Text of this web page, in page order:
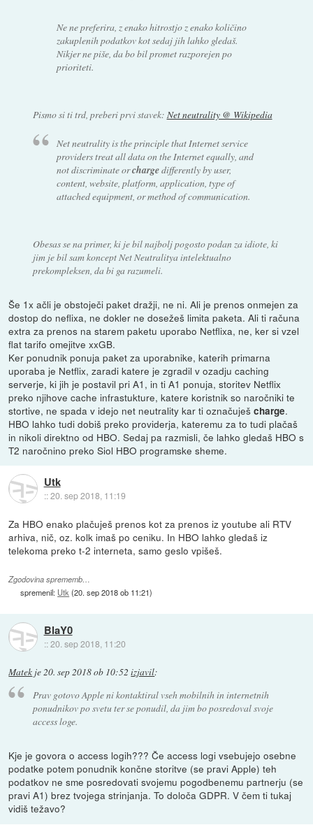
Ne ne preferira, z enako hitrostjo z enako količino
zakuplenih podatkov kot sedaj jih lahko gledaš.
Nikjer ne piše, da bo bil promet razporejen po
prioriteti.
Pismo si ti trd, preberi prvi stavek: Net neutrality @ Wikipedia
Net neutrality is the principle that Internet service
providers treat all data on the Internet equally, and
not discriminate orchargedifferently by user,
content, website, platform, application, type of
attached equipment, or method of communication.
Obesas se na primer, ki je bil najbolj pogosto podan za idiote, ki
jim je bil sam koncept Net Neutralitya intelektualno
prekompleksen, da bi ga razumeli.
Še 1x ačli je obstoječi paket dražji, ne ni. Ali je prenos onmejen za
dostop do neflixa, ne dokler ne dosežeš limita paketa. Ali ti računa
extra za prenos na starem paketu uporabo Netflixa, ne, ker si vzel
flat tarifo omejitve xxGB.
Ker ponudnik ponuja paket za uporabnike, katerih primarna
uporaba je Netflix, zaradi katere je zgradil v ozadju caching
serverje, ki jih je postavil pri A1, in ti A1 ponuja, storitev Netflix
preko njihove cache infrastukture, katere koristnik so naročniki te
stortive, ne spada v idejo net neutrality kar ti označuješcharge.
HBO lahko tudi dobiš preko providerja, kateremu za to tudi plačaš
in nikoli direktno od HBO. Sedaj pa razmisli, če lahko gledaš HBO s
T2 naročnino preko Siol HBO programske sheme.
Utk
::20. sep 2018, 11:19
Za HBO enako plačuješ prenos kot za prenos iz youtube ali RTV
arhiva, nič, oz. kolk imaš po ceniku. In HBO lahko gledaš iz
telekoma preko t-2 interneta, samo geslo vpišeš.
Zgodovina sprememb…
spremenil: Utk (20. sep 2018 ob 11:21)
BlaY0
::20. sep 2018, 11:20
Matek je20. sep 2018 ob 10:52 izjavil:
Prav gotovo Apple ni kontaktiral vseh mobilnih in internetnih
ponudnikov po svetu ter se ponudil, da jim bo posredoval svoje
access loge.
Kje je govora o access logih??? Če access logi vsebujejo osebne
podatke potem ponudnik končne storitve (se pravi Apple) teh
podatkov ne sme posredovati svojemu pogodbenemu partnerju (se
pravi A1) brez tvojega strinjanja. To določa GDPR. V čem ti tukaj
vidiš težavo?